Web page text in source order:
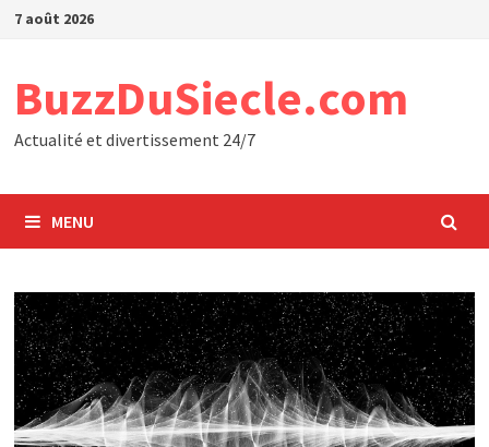
Passer
7 août 2026
BuzzDuSiecle.com
Actualité et divertissement 24/7
MENU